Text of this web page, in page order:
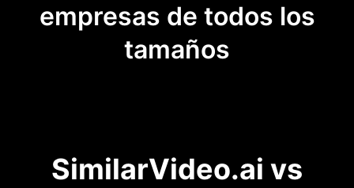
empresas de todos los
tamaños
SimilarVideo.ai vs